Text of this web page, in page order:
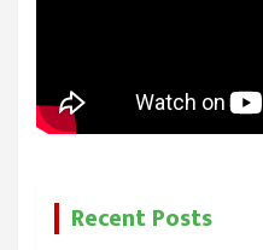
Recent Posts